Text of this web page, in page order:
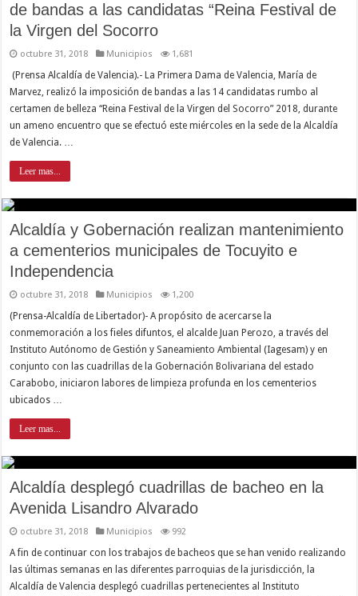
de bandas a las candidatas “Reina Festival de
la Virgen del Socorro
octubre 31, 2018 Municipios 1,681
(Prensa Alcaldía de Valencia).- La Primera Dama de Valencia, María de
Marvez, realizó la imposición de bandas a las 14 candidatas rumbo al
certamen de belleza “Reina Festival de la Virgen del Socorro” 2018, durante
un ameno encuentro que se efectuó este miércoles en la sede de la Alcaldía
de Valencia. …
Leer mas...
Alcaldía y Gobernación realizan mantenimiento
a cementerios municipales de Tocuyito e
Independencia
octubre 31, 2018 Municipios 1,200
(Prensa-Alcaldía de Libertador)- A propósito de acercarse la
conmemoración a los fieles difuntos, el alcalde Juan Perozo, a través del
Instituto Autónomo de Gestión y Saneamiento Ambiental (Iagesam) y en
conjunto con las cuadrillas de la Gobernación Bolivariana del estado
Carabobo, iniciaron labores de limpieza profunda en los cementerios
ubicados …
Leer mas...
Alcaldía desplegó cuadrillas de bacheo en la
Avenida Lisandro Alvarado
octubre 31, 2018 Municipios 992
A fin de continuar con los trabajos de bacheos que se han venido realizando
las últimas semanas en las diferentes parroquias de la jurisdicción, la
Alcaldía de Valencia desplegó cuadrillas pertenecientes al Instituto